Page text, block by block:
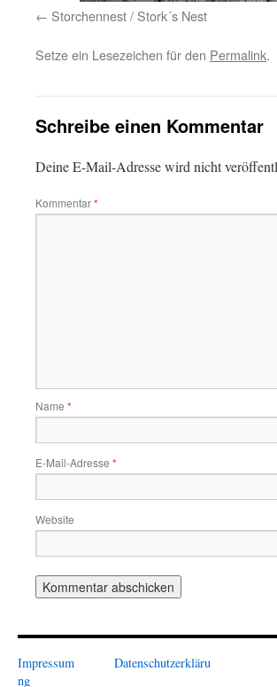
Storchennest / Stork´s Nest
Setze ein Lesezeichen für den Permalink.
Schreibe einen Kommentar
Deine E-Mail-Adresse wird nicht
Kommentar*
Name *
E-Mail-Adresse *
Website
Impressum
Datenschutzerkläru
ng